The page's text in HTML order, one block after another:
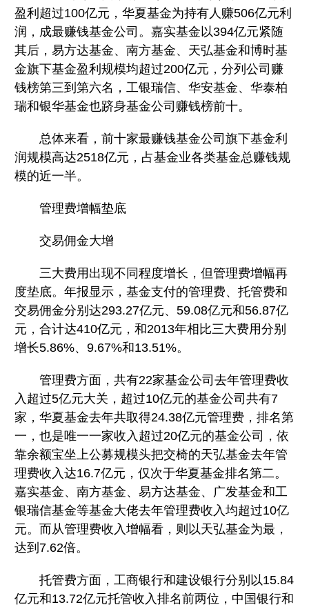
盈利超过100亿元，华夏基金为持有人赚506亿元利
润，成最赚钱基金公司。嘉实基金以394亿元紧随
其后，易方达基金、南方基金、天弘基金和博时基
金旗下基金盈利规模均超过200亿元，分列公司赚
钱榜第三到第六名，工银瑞信、华安基金、华泰柏
瑞和银华基金也跻身基金公司赚钱榜前十。
总体来看，前十家最赚钱基金公司旗下基金利
润规模高达2518亿元，占基金业各类基金总赚钱规
模的近一半。
管理费增幅垫底
交易佣金大增
三大费用出现不同程度增长，但管理费增幅再
度垫底。年报显示，基金支付的管理费、托管费和
交易佣金分别达293.27亿元、59.08亿元和56.87亿
元，合计达410亿元，和2013年相比三大费用分别
增长5.86%、9.67%和13.51%。
管理费方面，共有22家基金公司去年管理费收
入超过5亿元大关，超过10亿元的基金公司共有7
家，华夏基金去年共取得24.38亿元管理费，排名第
一，也是唯一一家收入超过20亿元的基金公司，依
靠余额宝坐上公募规模头把交椅的天弘基金去年管
理费收入达16.7亿元，仅次于华夏基金排名第二。
嘉实基金、南方基金、易方达基金、广发基金和工
银瑞信基金等基金大佬去年管理费收入均超过10亿
元。而从管理费收入增幅看，则以天弘基金为最，
达到7.62倍。
托管费方面，工商银行和建设银行分别以15.84
亿元和13.72亿元托管收入排名前两位，中国银行和